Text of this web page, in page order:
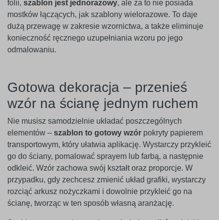
folii, szablon jest jednorazowy, ale za to nie posiada
mostków łączących, jak szablony wielorazowe. To daje
dużą przewagę w zakresie wzornictwa, a także eliminuje
konieczność ręcznego uzupełniania wzoru po jego
odmalowaniu.
Gotowa dekoracja – przenieś
wzór na ścianę jednym ruchem
Nie musisz samodzielnie układać poszczególnych
elementów – szablon to gotowy wzór pokryty papierem
transportowym, który ułatwia aplikację. Wystarczy przykleić
go do ściany, pomalować sprayem lub farbą, a następnie
odkleić. Wzór zachowa swój kształt oraz proporcje. W
przypadku, gdy zechcesz zmienić układ grafiki, wystarczy
rozciąć arkusz nożyczkami i dowolnie przykleić go na
ścianę, tworząc w ten sposób własną aranżację.